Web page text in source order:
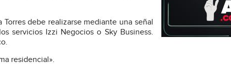
debe realizarse mediante una señal
servicios Izzi Negocios o Sky Business.
residencial».